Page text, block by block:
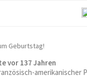
Geburtstag!
vor 137 Jahren
amerikanischer